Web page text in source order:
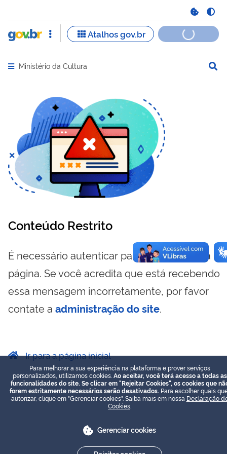
Abrir menu principal de navegação
Ministério da Cultura
Conteúdo Restrito
É necessário autenticar para visualizar essa
página. Se você acredita que está recebendo
essa mensagem incorretamente, por favor
contate a administração do site.
Ir para a página inicial
Para melhorar a sua experiência na plataforma e prover serviços
personalizados, utilizamos cookies. Ao aceitar, você terá acesso a todas as
funcionalidades do site. Se clicar em "Rejeitar Cookies", os cookies que
forem estritamente necessários serão desativados. Para escolher quais
autorizar, clique em "Gerenciar cookies". Saiba mais em nossa Declaração
Cookies
Gerenciar cookies